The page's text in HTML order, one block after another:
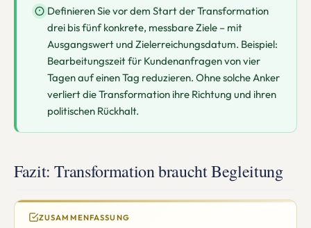
Definieren Sie vor dem Start der Transformation
drei bis fünf konkrete, messbare Ziele – mit
Ausgangswert und Zielerreichungsdatum. Beispiel:
Bearbeitungszeit für Kundenanfragen von vier
Tagen auf einen Tag reduzieren. Ohne solche Anker
verliert die Transformation ihre Richtung und ihren
politischen Rückhalt.
Fazit: Transformation braucht Begleitung
ZUSAMMENFASSUNG